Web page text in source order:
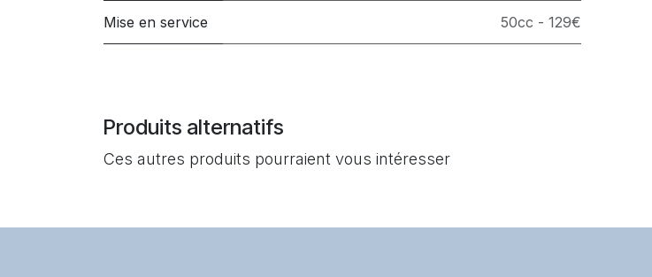
Mise en service 50cc - 129€
Produits alternatifs
Ces autres produits pourraient vous intéresser